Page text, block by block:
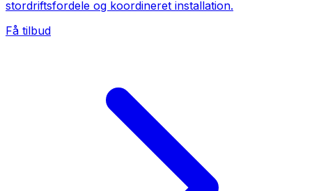
stordriftsfordele og koordineret installation.
Få tilbud